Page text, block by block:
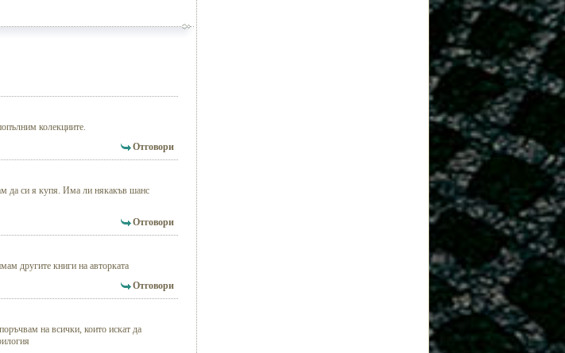
колекциите.
Отговори
да си я купя. Има ли някакъв шанс
Отговори
другите книги на авторката
Отговори
на всички, които искат да